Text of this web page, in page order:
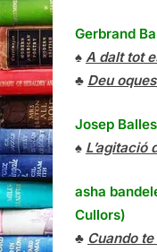
Gerbrand
♠ A dalt tot
♣ Deu
Josep
♠ L’agitació
asha
Cullors)
♣ Cuando